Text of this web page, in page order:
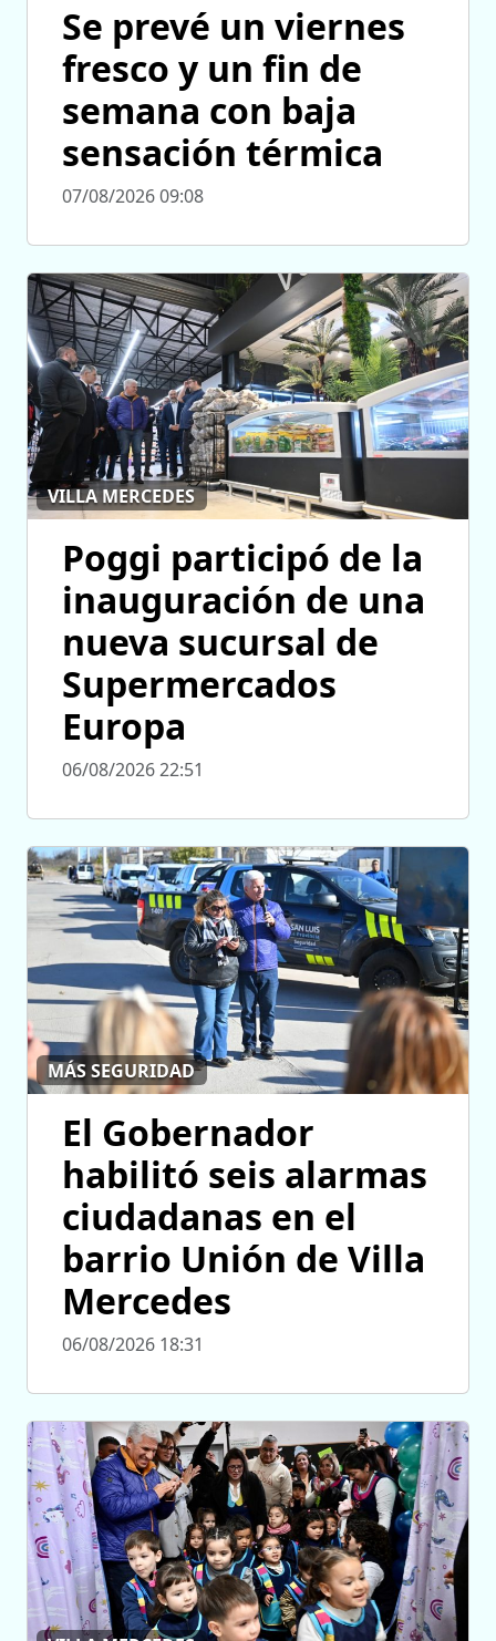
Se prevé un viernes
fresco y un fin de
semana con baja
sensación térmica
07/08/2026 09:08
VILLA MERCEDES
Poggi participó de la
inauguración de una
nueva sucursal de
Supermercados
Europa
06/08/2026 22:51
MÁS SEGURIDAD
El Gobernador
habilitó seis alarmas
ciudadanas en el
barrio Unión de Villa
Mercedes
06/08/2026 18:31